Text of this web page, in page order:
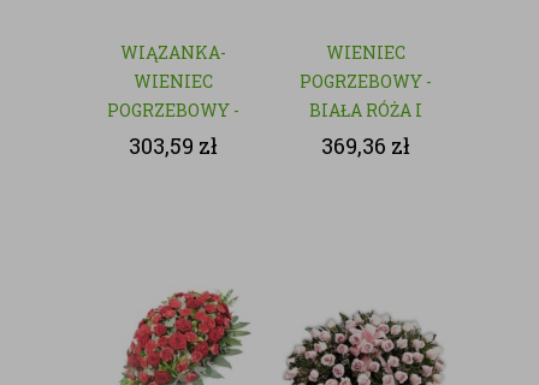
WIĄZANKA-
WIENIEC
POGRZEBOWY -
NATURALNY
303,59 zł
WIENIEC
POGRZEBOWY -
BIAŁA RÓŻA I
GOŹDZIK
369,36 zł